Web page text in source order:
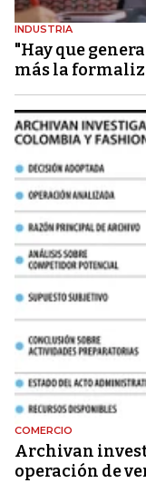
INDUSTRIA
"Hay que
más la
COMERCIO
Archivan
operación de